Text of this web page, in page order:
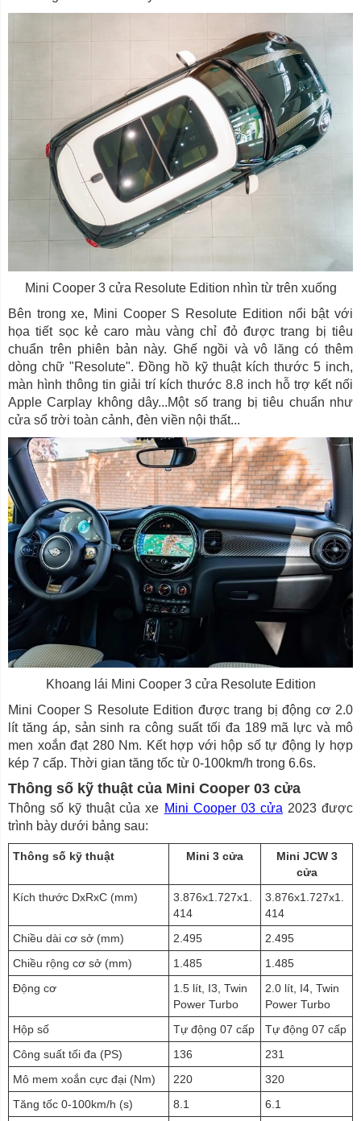
Mini Cooper 3 cửa Resolute Edition nhìn từ trên xuống
Bên trong xe, Mini Cooper S Resolute Edition nổi bật với
họa tiết sọc kẻ caro màu vàng chỉ đỏ được trang bị tiêu
chuẩn trên phiên bản này. Ghế ngồi và vô lăng có thêm
dòng chữ "Resolute". Đồng hồ kỹ thuật kích thước 5 inch,
màn hình thông tin giải trí kích thước 8.8 inch hỗ trợ kết nối
Apple Carplay không dây...Một số trang bị tiêu chuẩn như
cửa sổ trời toàn cảnh, đèn viền nội thất...
Khoang lái Mini Cooper 3 cửa Resolute Edition
Mini Cooper S Resolute Edition được trang bị động cơ 2.0
lít tăng áp, sản sinh ra công suất tối đa 189 mã lực và mô
men xoắn đạt 280 Nm. Kết hợp với hộp số tự động ly hợp
kép 7 cấp. Thời gian tăng tốc từ 0-100km/h trong 6.6s.
Thông số kỹ thuật của Mini Cooper 03 cửa
Thông số kỹ thuật của xe Mini Cooper 03 cửa 2023 được
trình bày dưới bảng sau:
Thông số kỹ thuật Mini 3 cửa
Mini JCW 3
cửa
Kích thước DxRxC (mm)
3.876x1.727x1.
414
3.876x1.727x1.
414
Chiều dài cơ sở (mm)
2.495
2.495
Chiều rộng cơ sở (mm)
1.485
1.485
Động cơ
1.5 lít, I3, Twin
Power Turbo
2.0 lít, I4, Twin
Power Turbo
Hộp số
Tự động 07 cấp
Tự động 07 cấp
Công suất tối đa (PS)
136
231
Mô mem xoắn cực đại (Nm)
220
320
Tăng tốc 0-100km/h (s)
8.1
6.1